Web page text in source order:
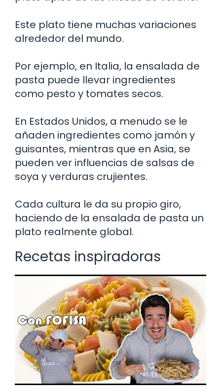
Este plato tiene muchas variaciones
alrededor del mundo.
Por ejemplo, en Italia, la ensalada de
pasta puede llevar ingredientes
como pesto y tomates secos.
En Estados Unidos, a menudo se le
añaden ingredientes como jamón y
guisantes, mientras que en Asia, se
pueden ver influencias de salsas de
soya y verduras crujientes.
Cada cultura le da su propio giro,
haciendo de la ensalada de pasta un
plato realmente global.
Recetas inspiradoras